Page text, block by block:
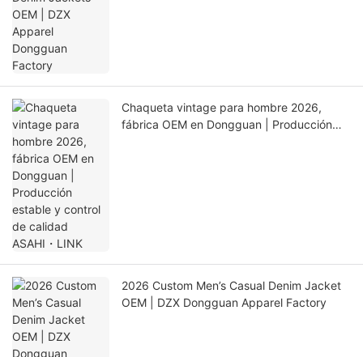
Chaqueta vintage para hombre 2026,
fábrica OEM en Dongguan | Producción
2026 Custom Men’s Casual Denim Jacket
OEM | DZX Dongguan Apparel Factory